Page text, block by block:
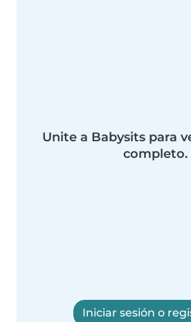
Unite a Babysits para
completo.
Iniciar sesión o